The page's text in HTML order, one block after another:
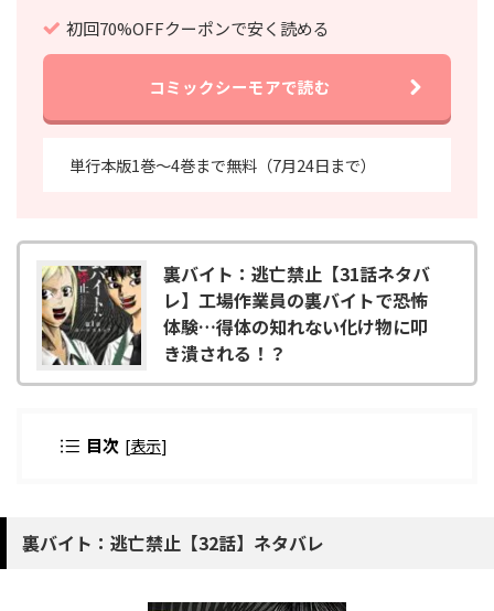
初回70%OFFクーポンで安く読める
コミックシーモアで読む
単行本版1巻～4巻まで無料（7月24日まで）
裏バイト：逃亡禁止【31話ネタバ
レ】工場作業員の裏バイトで恐怖
体験…得体の知れない化け物に叩
き潰される！？
目次 [表示]
裏バイト：逃亡禁止【32話】ネタバレ